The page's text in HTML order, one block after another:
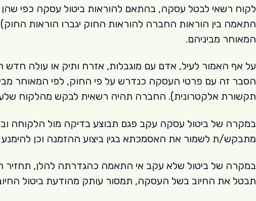
המאוחר מביניהם.
על אף האמור לעיל, אדם עם מוגבלות, אזרח ותיק או עולה
הסבר זה עם פרטי העסקה כנדרש על פי החוק, לפי המאוחר
תקשורת אלקטרונית). החברה תהיה רשאית לבקש מהלקוח
במקרה של ביטול עסקה עקב פגם תבוצע בדיקה מול הלקוחה
מתבקש/ת לשמור את האסמכתא בגין ביצוע ההזמנה וכן להימנע
תבטל את החיוב בשל העסקה, תמסור עותק מהודעת ביטול